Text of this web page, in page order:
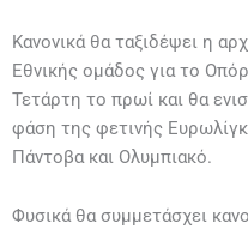
Κανονικά θα ταξιδέψει η
Εθνικής ομάδος για το
Τετάρτη το πρωί και θα
φάση της φετινής
Πάντοβα και Ολυμπιακό.
Φυσικά θα συμμετάσχει